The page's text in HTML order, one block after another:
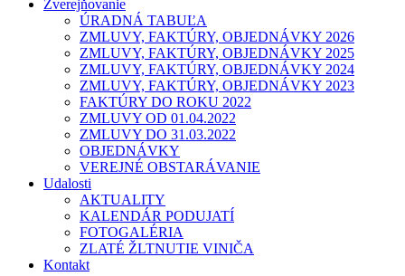
Zverejňovanie
ÚRADNÁ TABUĽA
ZMLUVY, FAKTÚRY, OBJEDNÁVKY 2026
ZMLUVY, FAKTÚRY, OBJEDNÁVKY 2025
ZMLUVY, FAKTÚRY, OBJEDNÁVKY 2024
ZMLUVY, FAKTÚRY, OBJEDNÁVKY 2023
FAKTÚRY DO ROKU 2022
ZMLUVY OD 01.04.2022
ZMLUVY DO 31.03.2022
OBJEDNÁVKY
VEREJNÉ OBSTARÁVANIE
Udalosti
AKTUALITY
KALENDÁR PODUJATÍ
FOTOGALÉRIA
ZLATÉ ŽLTNUTIE VINIČA
Kontakt